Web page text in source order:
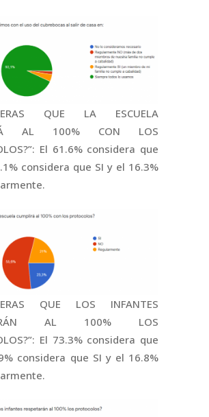
QUE LA ESCUELA
AL 100% CON LOS
El 61.6% considera que
considera que SI y el 16.3%
QUE LOS INFANTES
AL 100% LOS
El 73.3% considera que
considera que SI y el 16.8%